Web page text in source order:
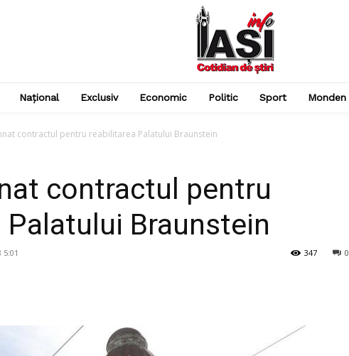
Național Exclusiv Economic Politic Sport Monden
contractul pentru reabilitarea Palatului Braunstein
contractul pentru
Braunstein
5:01 0
347